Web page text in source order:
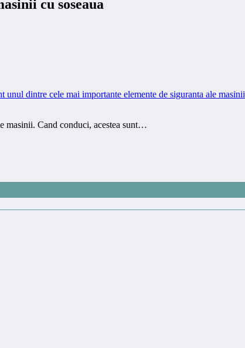
cu soseaua
unul dintre cele mai importante elemente de siguranta ale masinii
masinii. Cand conduci, acestea sunt…